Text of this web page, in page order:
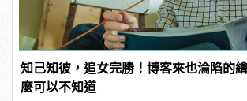
知己知彼，追女完勝！博客來也淪陷的
麼可以不知道